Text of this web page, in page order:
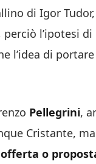
di Igor
perciò l’ipotesi
l’idea di
Pellegrini,
Cristante,
offerta o